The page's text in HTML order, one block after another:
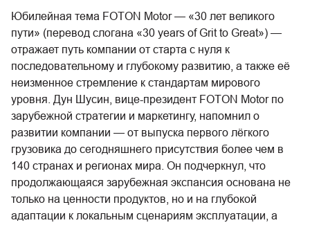
Юбилейная тема FOTON Motor — «30 лет великого
пути» (перевод слогана «30 years of Grit to Great») —
отражает путь компании от старта с нуля к
последовательному и глубокому развитию, а также её
неизменное стремление к стандартам мирового
уровня. Дун Шусин, вице-президент FOTON Motor по
зарубежной стратегии и маркетингу, напомнил о
развитии компании — от выпуска первого лёгкого
грузовика до сегодняшнего присутствия более чем в
140 странах и регионах мира. Он подчеркнул, что
продолжающаяся зарубежная экспансия основана не
только на ценности продуктов, но и на глубокой
адаптации к локальным сценариям эксплуатации, а